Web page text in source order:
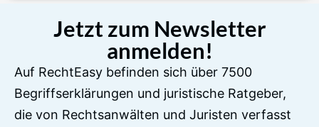
Jetzt zum Newsletter
anmelden!
Auf RechtEasy befinden sich über 7500
Begriffserklärungen und juristische Ratgeber,
die von Rechtsanwälten und Juristen verfasst